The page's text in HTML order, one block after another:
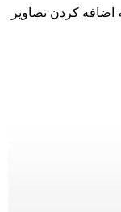
اضافه کردن تصاویر